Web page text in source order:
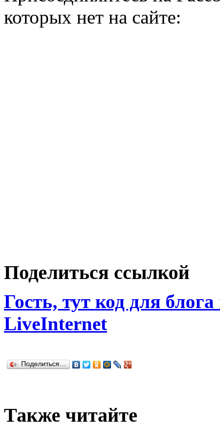
которых нет на сайте:
Поделиться ссылкой
Гость, тут код для
LiveInternet
Поделиться…
Также читайте